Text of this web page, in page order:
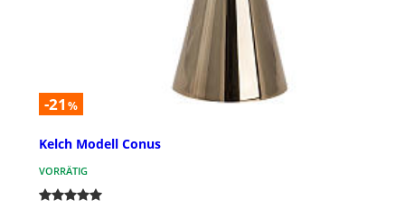
-21 %
Kelch Modell Conus
VORRÄTIG